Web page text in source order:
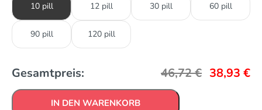
10 pill 12 pill 30 pill 60 pill
90 pill 120 pill
Gesamtpreis: 46,72€ 38,93 €
IN DEN WARENKORB